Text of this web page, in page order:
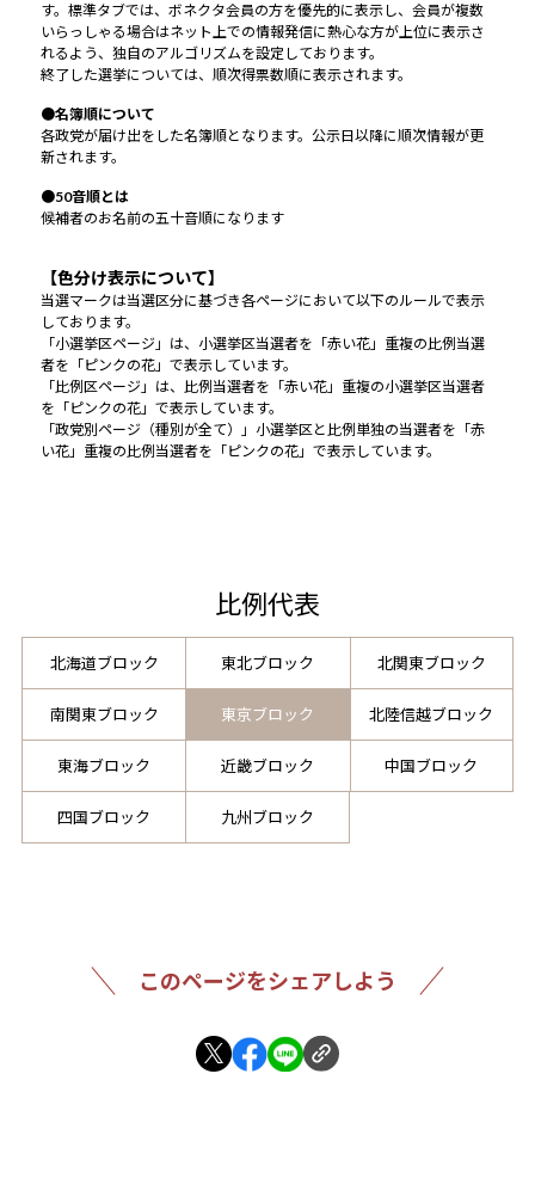
す。標準タブでは、ボネクタ会員の方を優先的に表示し、会員が複数
いらっしゃる場合はネット上での情報発信に熱心な方が上位に表示さ
れるよう、独自のアルゴリズムを設定しております。
終了した選挙については、順次得票数順に表示されます。
●名簿順について
各政党が届け出をした名簿順となります。公示日以降に順次情報が更
新されます。
●50音順とは
候補者のお名前の五十音順になります
【色分け表示について】
当選マークは当選区分に基づき各ページにおいて以下のルールで表示
しております。
「小選挙区ページ」は、小選挙区当選者を「赤い花」重複の比例当選
者を「ピンクの花」で表示しています。
「比例区ページ」は、比例当選者を「赤い花」重複の小選挙区当選者
を「ピンクの花」で表示しています。
「政党別ページ（種別が全て）」小選挙区と比例単独の当選者を「赤
い花」重複の比例当選者を「ピンクの花」で表示しています。
比例代表
北海道ブロック 東北ブロック 北関東ブロック
南関東ブロック 東京ブロック 北陸信越ブロック
東海ブロック 近畿ブロック 中国ブロック
四国ブロック 九州ブロック
このページをシェアしよう